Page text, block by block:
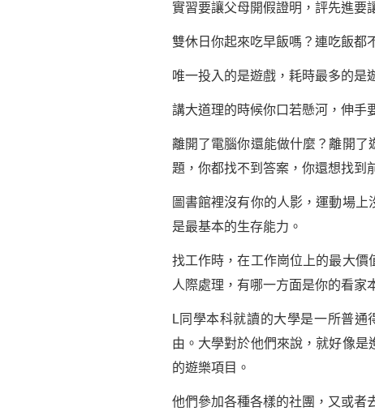
實習要讓父母開假證明，評先進要
雙休日你起來吃早飯嗎？連吃飯都
唯一投入的是遊戲，耗時最多的是
講大道理的時候你口若懸河，伸手
離開了電腦你還能做什麼？離開
題，你都找不到答案，你還想找到
圖書館裡沒有你的人影，運動場
是最基本的生存能力。
找工作時，在工作崗位上的最大價
人際處理，有哪一方面是你的看家
L同學本科就讀的大學是一所普
由。大學對於他們來說，就好像
的遊樂項目。
他們參加各種各樣的社團，又或者